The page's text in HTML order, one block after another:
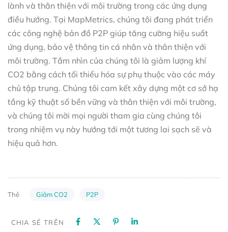
lành và thân thiện với môi trường trong các ứng dụng
điều hướng. Tại MapMetrics, chúng tôi đang phát triển
các công nghệ bản đồ P2P giúp tăng cường hiệu suất
ứng dụng, bảo vệ thông tin cá nhân và thân thiện với
môi trường. Tầm nhìn của chúng tôi là giảm lượng khí
CO2 bằng cách tối thiểu hóa sự phụ thuộc vào các máy
chủ tập trung. Chúng tôi cam kết xây dựng một cơ sở hạ
tầng kỹ thuật số bền vững và thân thiện với môi trường,
và chúng tôi mời mọi người tham gia cùng chúng tôi
trong nhiệm vụ này hướng tới một tương lai sạch sẽ và
hiệu quả hơn.
Thẻ Giảm CO2 P2P
CHIA SẺ TRÊN